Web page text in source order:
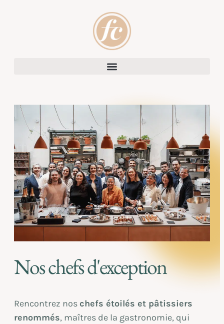
Nos chefs d'exception
Rencontrez nos chefs étoilés et pâtissiers
renommés, maîtres de la gastronomie, qui